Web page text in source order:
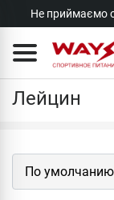
Не приймаємо
Лейцин
Лейцин